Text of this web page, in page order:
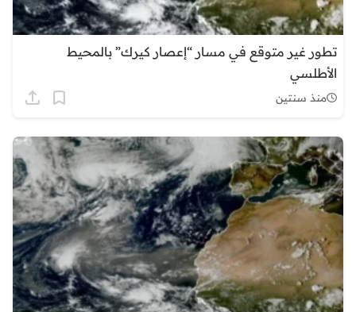
تطور غير متوقع في مسار “إعصار كيرك” بالمحيط
الأطلسي
منذ سنتين